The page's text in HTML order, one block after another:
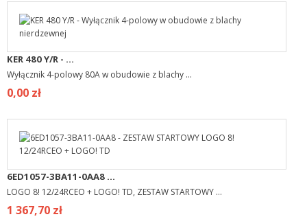
KER 480 Y/R - ...
Wyłącznik 4-polowy 80A w obudowie z blachy ...
0,00 zł
6ED1057-3BA11-0AA8 ...
LOGO 8! 12/24RCEO + LOGO! TD, ZESTAW STARTOWY ...
1 367,70 zł